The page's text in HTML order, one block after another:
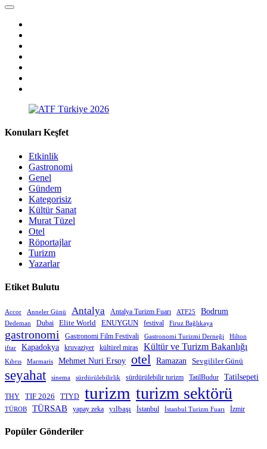
Konuları Keşfet
Etkinlik
Gastronomi
Genel
Gündem
Kategorisiz
Kültür Sanat
Murat Tüzel
Otel
Röportajlar
Turizm
Yazarlar
Etiket Bulutu
Accor Anneler Günü Antalya Antalya Turizm Fuarı ATF25 Bodrum
Dedeman Dubai Elite World ENUYGUN festival Firuz Bağlıkaya
gastronomi Gastronomi Film Festivali Gastronomi Turizmi Derneği
Hilton
iftar
Kapadokya kruvaziyer kültürel miras Kültür ve Turizm Bakanlığı
Kıbrıs Marmaris Mehmet Nuri Ersoy otel Ramazan Sevgililer Günü
seyahat sinema sürdürülebilirlik sürdürülebilir turizm TatilBudur Tatilsepeti
THY TIF 2026 TTYD turizm turizm sektörü
TÜROB TÜRSAB yapay zeka yılbaşı İstanbul İstanbul Turizm Fuarı İzmir
Popüler Gönderiler